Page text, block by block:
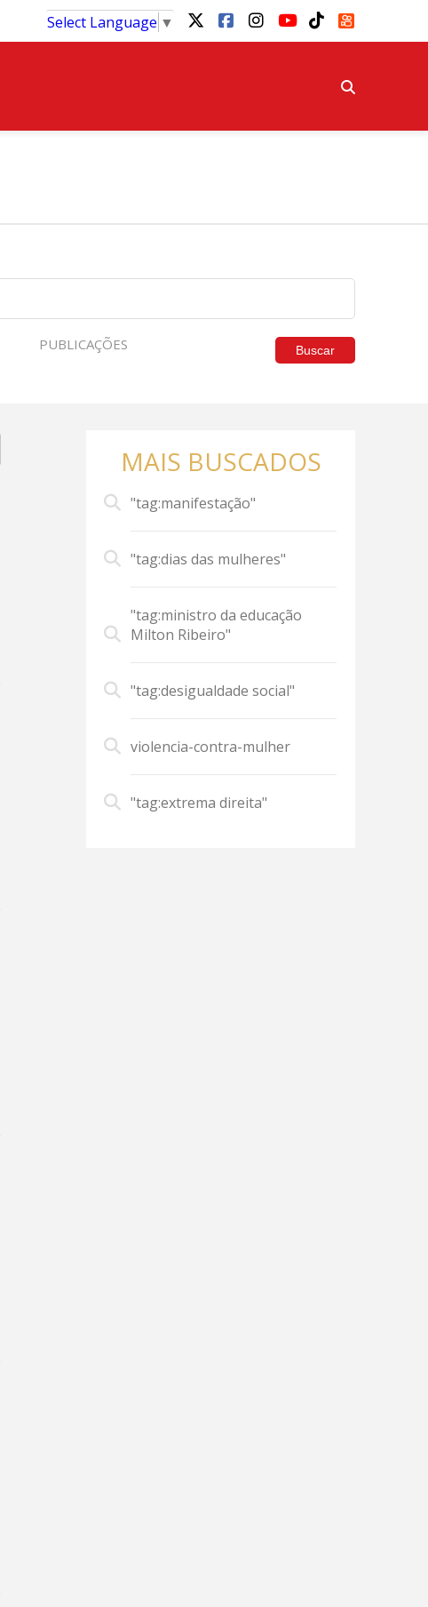
Select Language ▼
PUBLICAÇÕES Buscar
MAIS BUSCADOS
"tag:manifestação"
"tag:dias das mulheres"
"tag:ministro da educação
Milton Ribeiro"
"tag:desigualdade social"
violencia-contra-mulher
"tag:extrema direita"